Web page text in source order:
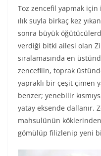
Toz zencefil yapmak
ılık suyla birkaç kez
sonra büyük
verdiği bitki ailesi olan
sıralamasında en
zencefilin, toprak
yapraklı bir çeşit çimen
benzer; yenebilir
yatay eksende dallanır.
mahsulünün
gömülüp filizlenip yeni